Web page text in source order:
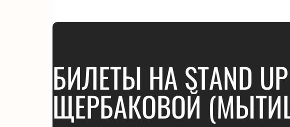
БИЛЕТЫ НА STAND
ЩЕРБАКОВОЙ